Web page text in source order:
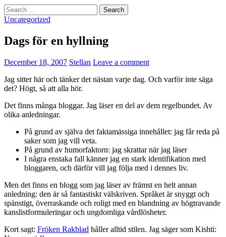
Search
for:
Uncategorized
Dags för en hyllning
December 18, 2007 Stellan Leave a comment
Jag sitter här och tänker det nästan varje dag. Och varför inte säga
det? Högt, så att alla hör.
Det finns många bloggar. Jag läser en del av dem regelbundet. Av
olika anledningar.
På grund av själva det faktamässiga innehållet: jag får reda på
saker som jag vill veta.
På grund av humorfaktorn: jag skrattar när jag läser
I några enstaka fall känner jag en stark identifikation med
bloggaren, och därför vill jag följa med i dennes liv.
Men det finns en blogg som jag läser av främst en helt annan
anledning: den är så fantastiskt välskriven. Språket är snyggt och
spänstigt, överraskande och roligt med en blandning av högtravande
kanslistformuleringar och ungdomliga vårdlösheter.
Kort sagt: Fröken Rakblad håller alltid stilen. Jag säger som Kishti: